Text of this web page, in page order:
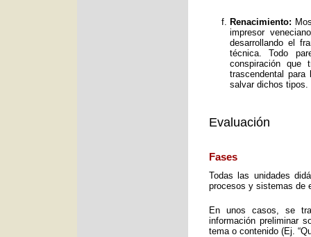
Renacimiento:
impresor
desarrollando el
técnica. Todo
conspiración
trascendental
salvar dichos tipos.
Evaluación
Fases
Todas las unidades
procesos y sistemas de
En unos casos, se
información preliminar
tema o contenido (Ej.